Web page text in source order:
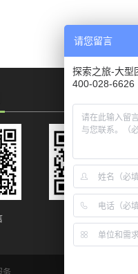
高端集团董事会会议、中高端经营研
专业经验，致力于为您打造一个休闲
开业时间2008年9月，楼高3层，客
官方微博
请您留言
探索之旅-大型
400-028-6626